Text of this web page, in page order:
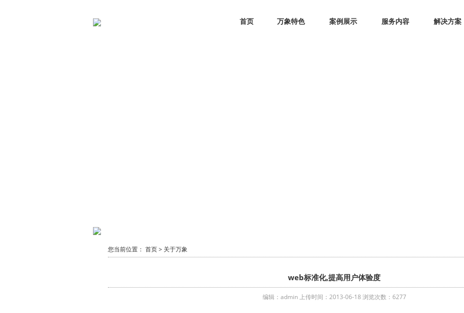
首页 万象特色 案例展示 服务内容 解决方案
您当前位置： 首页 > 关于万象
web标准化,提高用户体验度
编辑：admin 上传时间：2013-06-18 浏览次数：6277